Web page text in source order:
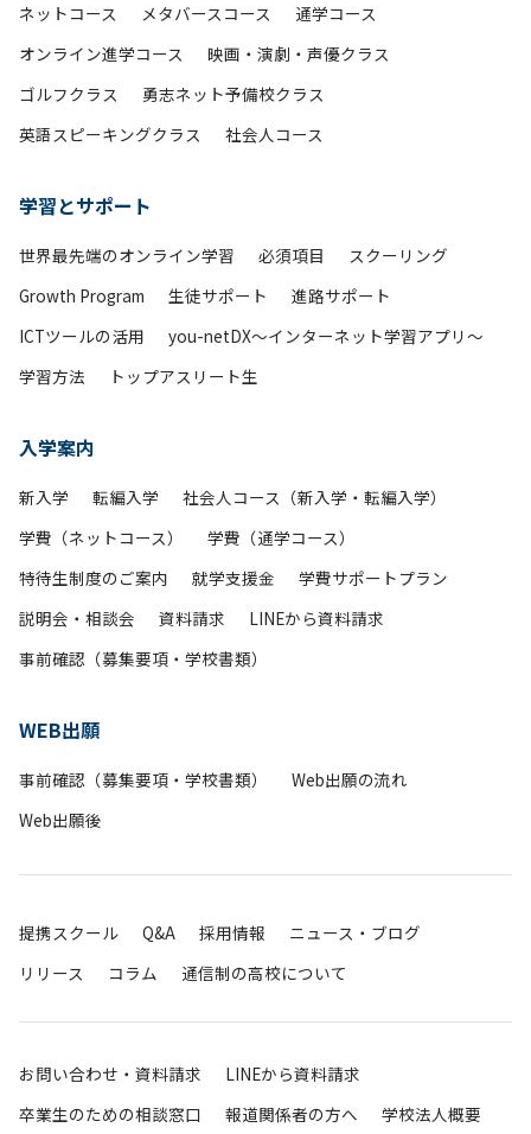
ネットコース メタバースコース
通学コース
オンライン進学コース
映画・演劇・声優クラス
ゴルフクラス
勇志ネット予備校クラス
英語スピーキングクラス
社会人コース
学習とサポート
世界最先端のオンライン学習 必須項目
スクーリング
Growth Program
生徒サポート
進路サポート
ICTツールの活用
you-netDX～インターネット学習アプリ～
学習方法
トップアスリート生
入学案内
新入学 転編入学
社会人コース（新入学・転編入学）
学費（ネットコース）
学費（通学コース）
特待生制度のご案内
就学支援金
学費サポートプラン
説明会・相談会
資料請求
LINEから資料請求
事前確認（募集要項・学校書類）
WEB出願
事前確認（募集要項・学校書類）
Web出願の流れ
Web出願後
提携スクール Q&A 採用情報
ニュース・ブログ
リリース
コラム 通信制の高校について
お問い合わせ・資料請求
LINEから資料請求
卒業生のための相談窓口
報道関係者の方へ
学校法人概要